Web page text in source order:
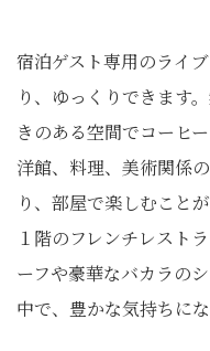
宿泊ゲスト専用のライ
り、ゆっくりできます
きのある空間でコーヒ
洋館、料理、美術関係
り、部屋で楽しむこと
１階のフレンチレスト
ーフや豪華なバカラの
中で、豊かな気持ちにな